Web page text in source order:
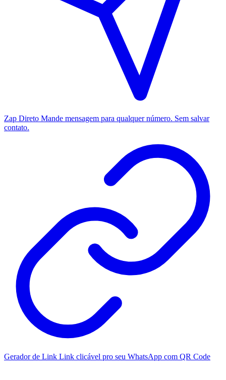
Zap Direto Mande mensagem para qualquer número. Sem salvar
contato.
Gerador de Link Link clicável pro seu WhatsApp com QR Code